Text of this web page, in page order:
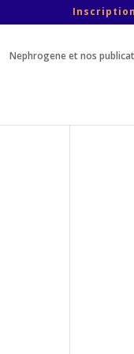
Nephrogene et nos